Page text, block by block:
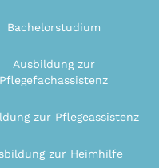
Bachelorstudium
Ausbildung zur
Pflegefachassistenz
zur Pflegeassistenz
zur Heimhilfe